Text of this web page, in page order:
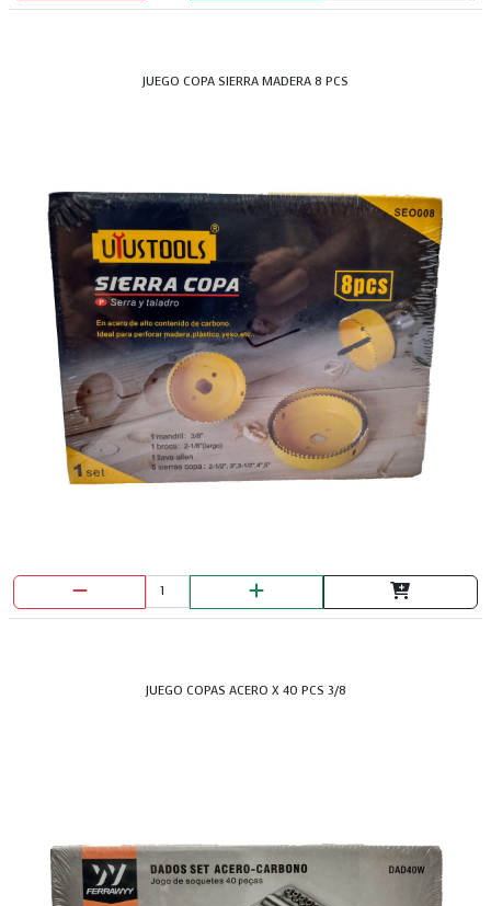
JUEGO COPA SIERRA MADERA 8 PCS
JUEGO COPAS ACERO X 40 PCS 3/8